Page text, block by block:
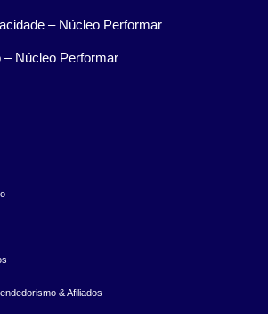
– Núcleo Performar
– Núcleo Performar
& Afiliados